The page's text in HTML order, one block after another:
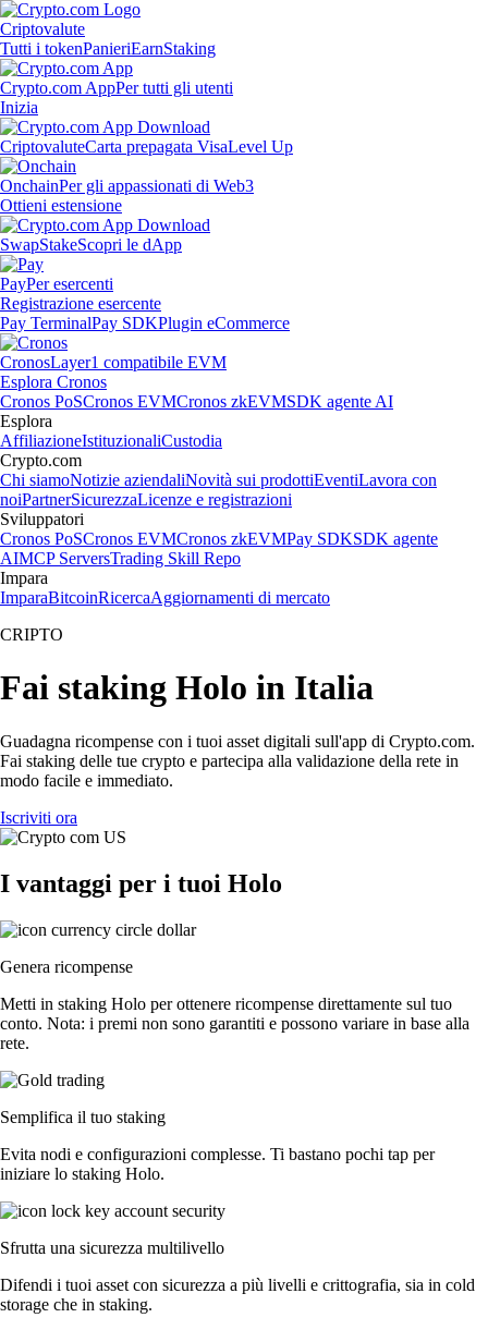
Criptovalute
Tutti i tokenPanieriEarnStaking
Crypto.com AppPer tutti gli utenti
Inizia
CriptovaluteCarta prepagata VisaLevel Up
OnchainPer gli appassionati di Web3
Ottieni estensione
SwapStakeScopri le dApp
PayPer esercenti
Registrazione esercente
Pay TerminalPay SDKPlugin eCommerce
CronosLayer1 compatibile EVM
Esplora Cronos
Cronos PoSCronos EVMCronos zkEVMSDK agente AI
Esplora
AffiliazioneIstituzionaliCustodia
Crypto.com
Chi siamoNotizie aziendaliNovità sui prodottiEventiLavora con
noiPartnerSicurezzaLicenze e registrazioni
Sviluppatori
Cronos PoSCronos EVMCronos zkEVMPay SDKSDK agente
AIMCP ServersTrading Skill Repo
Impara
ImparaBitcoinRicercaAggiornamenti di mercato
CRIPTO
Fai staking Holo in Italia
Guadagna ricompense con i tuoi asset digitali sull'app di Crypto.com.
Fai staking delle tue crypto e partecipa alla validazione della rete in
modo facile e immediato.
Iscriviti ora
I vantaggi per i tuoi Holo
Genera ricompense
Metti in staking Holo per ottenere ricompense direttamente sul tuo
conto. Nota: i premi non sono garantiti e possono variare in base alla
rete.
Semplifica il tuo staking
Evita nodi e configurazioni complesse. Ti bastano pochi tap per
iniziare lo staking Holo.
Sfrutta una sicurezza multilivello
Difendi i tuoi asset con sicurezza a più livelli e crittografia, sia in cold
storage che in staking.